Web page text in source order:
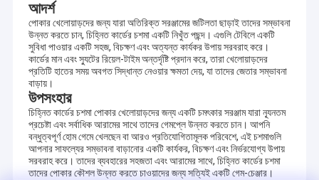
আদর্শ
পোকার খেলোয়াড়দের জন্য যারা অতিরিক্ত সরঞ্জামের জটিলতা ছাড়াই তাদের সম্ভাবনা
উন্নত করতে চান, চিহ্নিত কার্ডের চশমা একটি নিখুঁত পছন্দ। এগুলি টেবিলে একটি
সুবিধা পাওয়ার একটি সহজ, বিচক্ষণ এবং অত্যন্ত কার্যকর উপায় সরবরাহ করে।
কার্ডের মান এবং স্যুটের রিয়েল-টাইম অন্তর্দৃষ্টি প্রদান করে, তারা খেলোয়াড়দের
প্রতিটি হাতের সময় অবগত সিদ্ধান্ত নেওয়ার ক্ষমতা দেয়, যা তাদের জেতার সম্ভাবনা
বাড়ায়।
উপসংহার
চিহ্নিত কার্ডের চশমা পোকার খেলোয়াড়দের জন্য একটি চমৎকার সরঞ্জাম যারা ন্যূনতম
প্রচেষ্টা এবং সর্বাধিক আরামের সাথে তাদের গেমপ্লে উন্নত করতে চান। আপনি
বন্ধুত্বপূর্ণ হোম গেমে খেলছেন বা আরও প্রতিযোগিতামূলক পরিবেশে, এই চশমাগুলি
আপনার সাফল্যের সম্ভাবনা বাড়ানোর একটি কার্যকর, বিচক্ষণ এবং নির্ভরযোগ্য উপায়
সরবরাহ করে। তাদের ব্যবহারের সহজতা এবং আরামের সাথে, চিহ্নিত কার্ডের চশমা
তাদের পোকার কৌশল উন্নত করতে চাওয়াদের জন্য সত্যিই একটি গেম-চেঞ্জার।